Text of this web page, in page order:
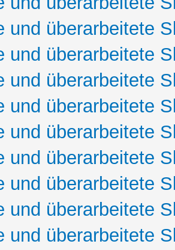
und überarbeitete
und überarbeitete
und überarbeitete
und überarbeitete
und überarbeitete
und überarbeitete
und überarbeitete
und überarbeitete
und überarbeitete